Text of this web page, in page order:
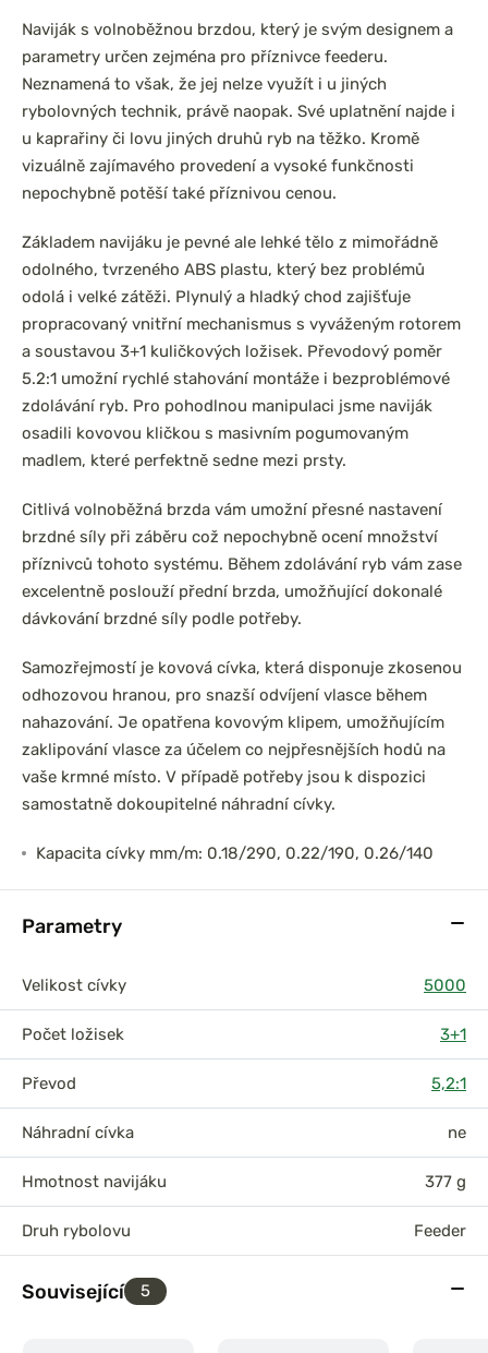
Naviják s volnoběžnou brzdou, který je svým designem a
parametry určen zejména pro příznivce feederu.
Neznamená to však, že jej nelze využít i u jiných
rybolovných technik, právě naopak. Své uplatnění najde i
u kaprařiny či lovu jiných druhů ryb na těžko. Kromě
vizuálně zajímavého provedení a vysoké funkčnosti
nepochybně potěší také příznivou cenou.
Základem navijáku je pevné ale lehké tělo z mimořádně
odolného, tvrzeného ABS plastu, který bez problémů
odolá i velké zátěži. Plynulý a hladký chod zajišťuje
propracovaný vnitřní mechanismus s vyváženým rotorem
a soustavou 3+1 kuličkových ložisek. Převodový poměr
5.2:1 umožní rychlé stahování montáže i bezproblémové
zdolávání ryb. Pro pohodlnou manipulaci jsme naviják
osadili kovovou kličkou s masivním pogumovaným
madlem, které perfektně sedne mezi prsty.
Citlivá volnoběžná brzda vám umožní přesné nastavení
brzdné síly při záběru což nepochybně ocení množství
příznivců tohoto systému. Během zdolávání ryb vám zase
excelentně poslouží přední brzda, umožňující dokonalé
dávkování brzdné síly podle potřeby.
Samozřejmostí je kovová cívka, která disponuje zkosenou
odhozovou hranou, pro snazší odvíjení vlasce během
nahazování. Je opatřena kovovým klipem, umožňujícím
zaklipování vlasce za účelem co nejpřesnějších hodů na
vaše krmné místo. V případě potřeby jsou k dispozici
samostatně dokoupitelné náhradní cívky.
Kapacita cívky mm/m: 0.18/290, 0.22/190, 0.26/140
Parametry
Velikost cívky 5000
Počet ložisek 3+1
Převod 5,2:1
Náhradní cívka ne
Hmotnost navijáku 377 g
Druh rybolovu Feeder
Související 5